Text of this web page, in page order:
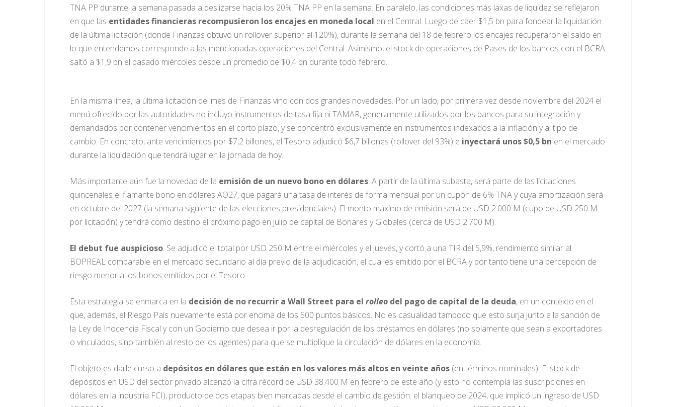
TNA PP durante la semana pasada a deslizarse hacia los 20% TNA PP en la semana. En paralelo, las condiciones más laxas de liquidez se reflejaron
en que las entidades financieras recompusieron los encajes en moneda local en el Central. Luego de caer $1,5 bn para fondear la liquidación
de la última licitación (donde Finanzas obtuvo un rollover superior al 120%), durante la semana del 18 de febrero los encajes recuperaron el saldo en
lo que entendemos corresponde a las mencionadas operaciones del Central. Asimismo, el stock de operaciones de Pases de los bancos con el BCRA
saltó a $1,9 bn el pasado miércoles desde un promedio de $0,4 bn durante todo febrero.
En la misma línea, la última licitación del mes de Finanzas vino con dos grandes novedades. Por un lado, por primera vez desde noviembre del 2024 el
menú ofrecido por las autoridades no incluyo instrumentos de tasa fija ni TAMAR, generalmente utilizados por los bancos para su integración y
demandados por contener vencimientos en el corto plazo, y se concentró exclusivamente en instrumentos indexados a la inflación y al tipo de
cambio. En concreto, ante vencimientos por $7,2 billones, el Tesoro adjudicó $6,7 billones (rollover del 93%) e inyectará unos $0,5 bn en el mercado
durante la liquidación que tendrá lugar en la jornada de hoy.
Más importante aún fue la novedad de la emisión de un nuevo bono en dólares. A partir de la última subasta, será parte de las licitaciones
quincenales el flamante bono en dólares AO27, que pagará una tasa de interés de forma mensual por un cupón de 6% TNA y cuya amortización será
en octubre del 2027 (la semana siguiente de las elecciones presidenciales). El monto máximo de emisión será de USD 2.000 M (cupo de USD 250 M
por licitación) y tendrá como destino el próximo pago en julio de capital de Bonares y Globales (cerca de USD 2.700 M).
El debut fue auspicioso. Se adjudicó el total por USD 250 M entre el miércoles y el jueves, y cortó a una TIR del 5,9%, rendimiento similar al
BOPREAL comparable en el mercado secundario al día previo de la adjudicación, el cual es emitido por el BCRA y por tanto tiene una percepción de
riesgo menor a los bonos emitidos por el Tesoro.
Esta estrategia se enmarca en la decisión de no recurrir a Wall Street para el rolleo del pago de capital de la deuda, en un contexto en el
que, además, el Riesgo País nuevamente está por encima de los 500 puntos básicos. No es casualidad tampoco que esto surja junto a la sanción de
la Ley de Inocencia Fiscal y con un Gobierno que desea ir por la desregulación de los préstamos en dólares (no solamente que sean a exportadores
o vinculados, sino también al resto de los agentes) para que se multiplique la circulación de dólares en la economía.
El objeto es darle curso a depósitos en dólares que están en los valores más altos en veinte años (en términos nominales). El stock de
depósitos en USD del sector privado alcanzó la cifra récord de USD 38.400 M en febrero de este año (y esto no contempla las suscripciones en
dólares en la industria FCI), producto de dos etapas bien marcadas desde el cambio de gestión: el blanqueo de 2024, que implicó un ingreso de USD